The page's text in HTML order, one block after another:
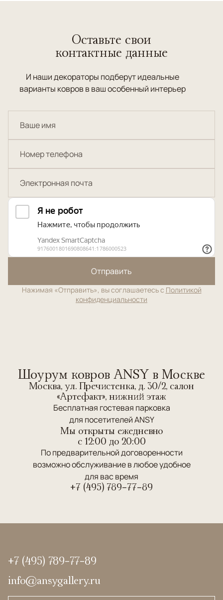
Оставьте свои
контактные данные
И наши декораторы подберут идеальные
варианты ковров в ваш особенный интерьер
Отправить
Нажимая «Отправить», вы соглашаетесь с Политикой
конфиденциальности
Шоурум ковров ANSY в Москве
Москва, ул. Пречистенка, д. 30/2, салон
«Артефакт», нижний этаж
Бесплатная гостевая парковка
для посетителей ANSY
Мы открыты ежедневно
c 12:00 до 20:00
По предварительной договоренности
возможно обслуживание в любое удобное
для вас время
+7 (495) 789-77-89
+7 (495) 789-77-89
info@ansygallery.ru